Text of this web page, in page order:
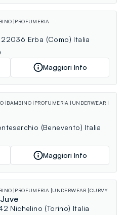
PROFUMERIA
Erba (Como) Italia
Maggiori Info
BAMBINO PROFUMERIA
UNDERWEAR
(Benevento) Italia
Maggiori Info
PROFUMERIA UNDERWEAR CURVY
Nichelino (Torino) Italia